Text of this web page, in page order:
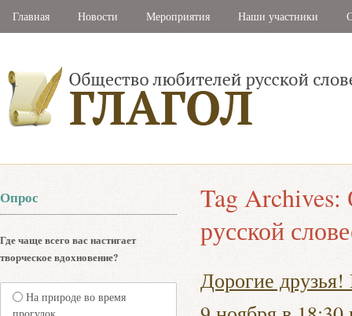
Главная Новости Мероприятия Наши участники
Tag Archives:
русской
Дорогие
Опрос
Где чаще всего вас настигает
творческое вдохновение?
На природе во время